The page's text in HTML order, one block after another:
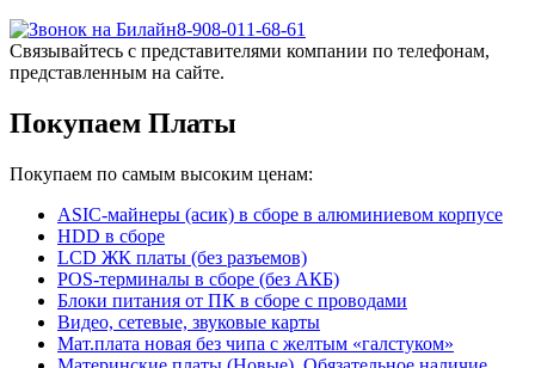
8-908-011-68-61
Связывайтесь с представителями компании по телефонам,
представленным на сайте.
Покупаем Платы
Покупаем по самым высоким ценам:
ASIC-майнеры (асик) в сборе в алюминиевом корпусе
HDD в сборе
LCD ЖК платы (без разъемов)
POS-терминалы в сборе (без АКБ)
Блоки питания от ПК в сборе с проводами
Видео, сетевые, звуковые карты
Мат.плата новая без чипа с желтым «галстуком»